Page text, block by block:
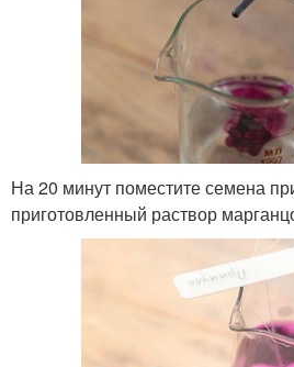
На 20 минут поместите семена
приготовленный раствор